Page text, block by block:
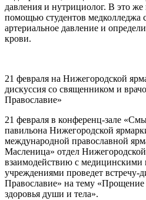
давления и нутрициолог. В это
помощью студентов медколледжа
артериальное давление и
крови.
21 февраля на Нижегородской
дискуссия со священником и
Православие»
21 февраля в конференц-зале
павильона Нижегородской
международной православной
Масленица» отдел
взаимодействию с
учреждениями проведет
Православие» на тему «Прощение
здоровья души и тела».